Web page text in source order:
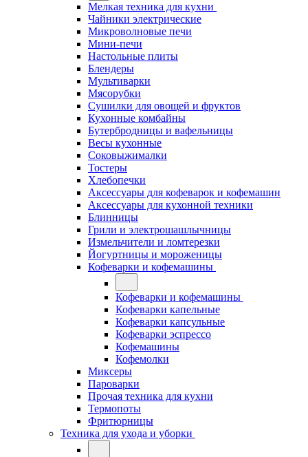
Мелкая техника для кухни
Чайники электрические
Микроволновые печи
Мини-печи
Настольные плиты
Блендеры
Мультиварки
Мясорубки
Сушилки для овощей и фруктов
Кухонные комбайны
Бутербродницы и вафельницы
Весы кухонные
Соковыжималки
Тостеры
Хлебопечки
Аксессуары для кофеварок и кофемашин
Аксессуары для кухонной техники
Блинницы
Грили и электрошашлычницы
Измельчители и ломтерезки
Йогуртницы и мороженицы
Кофеварки и кофемашины
Кофеварки и кофемашины
Кофеварки капельные
Кофеварки капсульные
Кофеварки эспрессо
Кофемашины
Кофемолки
Миксеры
Пароварки
Прочая техника для кухни
Термопоты
Фритюрницы
Техника для ухода и уборки